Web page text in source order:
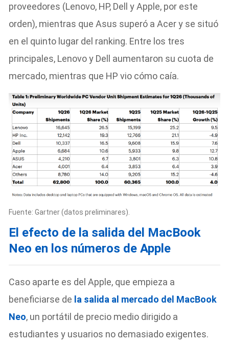
proveedores (Lenovo, HP, Dell y Apple, por este
orden), mientras que Asus superó a Acer y se situó
en el quinto lugar del ranking. Entre los tres
principales, Lenovo y Dell aumentaron su cuota de
mercado, mientras que HP vio cómo caía.
Fuente: Gartner (datos preliminares).
El efecto de la salida del MacBook
Neo en los números de Apple
Caso aparte es del Apple, que empieza a
beneficiarse de la salida al mercado del MacBook
Neo, un portátil de precio medio dirigido a
estudiantes y usuarios no demasiado exigentes.